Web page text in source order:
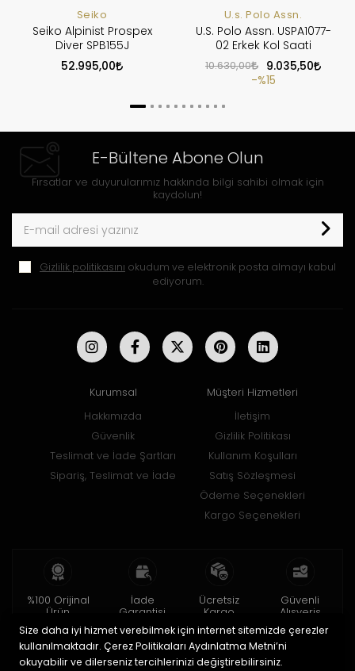
Seiko
Seiko Alpinist Prospex
Diver SPB155J
52.995,00
U.s. Polo Assn.
U.S. Polo Assn. USPA1077-
02 Erkek Kol Saati
10.630,00
9.035,50
%15
E-Bültene Abone Olun
Fırsatlar ve duyurularımız hakkında bilgi sahibi olmak için
kaydolun!
Gizlilik politikasını okudum ve elektronik posta almayı kabul
ediyorum.
Kurumsal
Hakkımızda
Güvenlik
Teslimat ve İade Şartları
Sipariş, Teslimat ve İade
Müşteri Hizmetleri
İletişim
Gizlilik Politikası
Kullanım Koşulları
Satış Sözleşmesi
Ödeme Seçenekleri
Kargo Seçenekleri
%100 Orijinal
Ürün
2 yıl garanti
İade
Garantisi
15 gün içinde
iade
Ücretsiz
Kargo
150 TL ve üzeri
Güvenli
Alışveriş
256bit SSL ile
Size daha iyi hizmet verebilmek için internet sitemizde çerezler
kullanılmaktadır. Çerez Politikaları Aydınlatma Metni’ni
okuyabilir ve dilerseniz tercihlerinizi değiştirebilirsiniz.